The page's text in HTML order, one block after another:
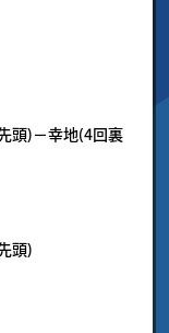
頭)－幸地(4回裏
頭)